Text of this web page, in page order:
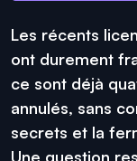
Les récents
ont durement
ce sont déjà
annulés, sans
secrets et la
Une question